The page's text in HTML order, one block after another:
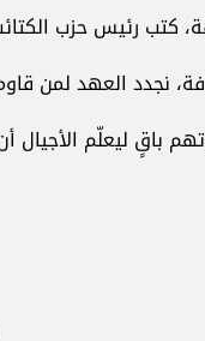
كتب رئيس حزب
نجدد العهد لمن
باقٍ ليعلّم الأجيال